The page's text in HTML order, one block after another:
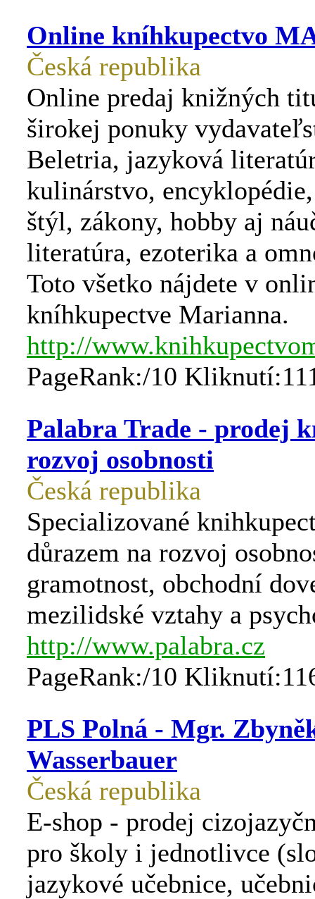
Online kníhkupectvo
Česká republika
Online predaj knižných
širokej ponuky
Beletria, jazyková
kulinárstvo,
štýl, zákony, hobby aj
literatúra, ezoterika a
Toto všetko nájdete v
kníhkupectve Marianna.
http://
PageRank:/10
Palabra Trade - prodej
rozvoj osobnosti
Česká republika
Specializované
důrazem na rozvoj
gramotnost, obchodní
mezilidské vztahy a
http://www.palabra.cz
PageRank:/10
PLS Polná - Mgr.
Wasserbauer
Česká republika
E-shop - prodej
pro školy i jednotlivce
jazykové učebnice,